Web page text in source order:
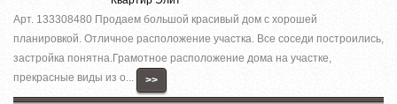
Арт. 133308480 Продаем большой красивый дом с хорошей
планировкой. Отличное расположение участка. Все соседи построились,
застройка понятна.Грамотное расположение дома на участке,
прекрасные виды из о...
>>